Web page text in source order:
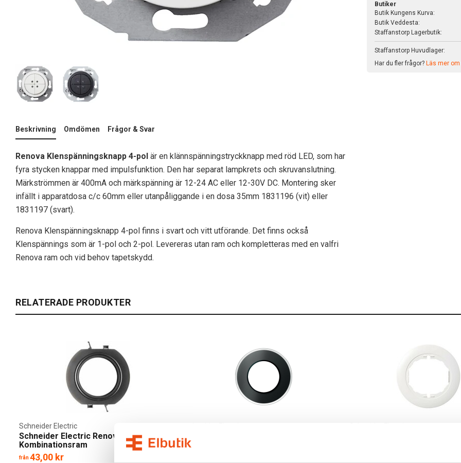
Beskrivning Omdömen Frågor & Svar
Renova Klenspänningsknapp 4-pol är en klännspänningstryckknapp med röd LED, som har
fyra stycken knappar med impulsfunktion. Den har separat lampkrets och skruvanslutning.
Märkströmmen är 400mA och märkspänning är 12-24 AC eller 12-30V DC. Montering sker
infällt i apparatdosa c/c 60mm eller utanpåliggande i en dosa 35mm 1831196 (vit) eller
1831197 (svart).
Renova Klenspänningsknapp 4-pol finns i svart och vitt utförande. Det finns också
Klenspännings som är 1-pol och 2-pol. Levereras utan ram och kompletteras med en valfri
Renova ram och vid behov tapetskydd.
Butiker
Butik Kungens Kurva:
Butik Veddesta:
Staffanstorp Lagerbutik:
Staffanstorp Huvudlager:
Har du fler frågor? Läs mer
RELATERADE PRODUKTER
Schneider Electric Renova
Kombinationsram
Schneider Electric
från43,00 kr
Schneider Electric Renova Glasramar Schneider Electric Renova